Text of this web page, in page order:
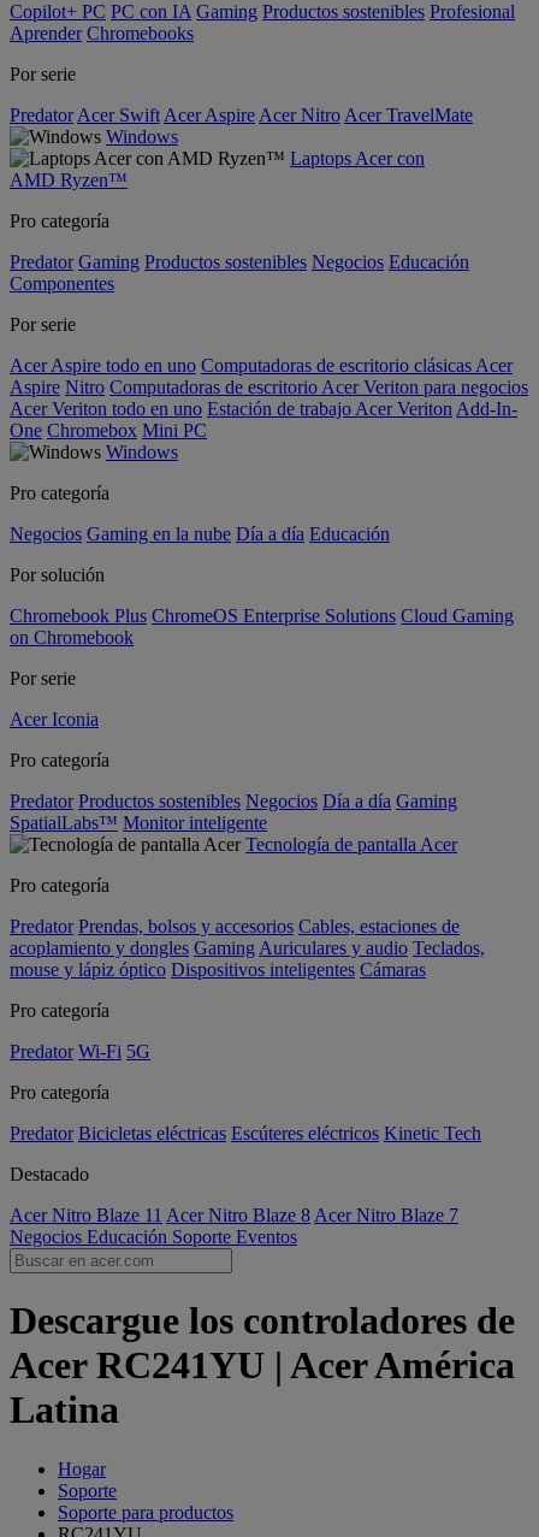
Copilot+ PC PC con IA Gaming Productos sostenibles Profesional
Aprender Chromebooks
Por serie
Predator Acer Swift Acer Aspire Acer Nitro Acer TravelMate
Windows
Laptops Acer con
AMD Ryzen™
Pro categoría
Predator Gaming Productos sostenibles Negocios Educación
Componentes
Por serie
Acer Aspire todo en uno Computadoras de escritorio clásicas Acer
Aspire Nitro Computadoras de escritorio Acer Veriton para negocios
Acer Veriton todo en uno Estación de trabajo Acer Veriton Add-In-
One Chromebox Mini PC
Windows
Pro categoría
Negocios Gaming en la nube Día a día Educación
Por solución
Chromebook Plus ChromeOS Enterprise Solutions Cloud Gaming
on Chromebook
Por serie
Acer Iconia
Pro categoría
Predator Productos sostenibles Negocios Día a día Gaming
SpatialLabs™ Monitor inteligente
Tecnología de pantalla Acer
Pro categoría
Predator Prendas, bolsos y accesorios Cables, estaciones de
acoplamiento y dongles Gaming Auriculares y audio Teclados,
mouse y lápiz óptico Dispositivos inteligentes Cámaras
Pro categoría
Predator Wi-Fi 5G
Pro categoría
Predator Bicicletas eléctricas Escúteres eléctricos Kinetic Tech
Destacado
Acer Nitro Blaze 11 Acer Nitro Blaze 8 Acer Nitro Blaze 7
Negocios Educación Soporte Eventos
Descargue los controladores de
Acer RC241YU | Acer América
Latina
Hogar
Soporte
Soporte para productos